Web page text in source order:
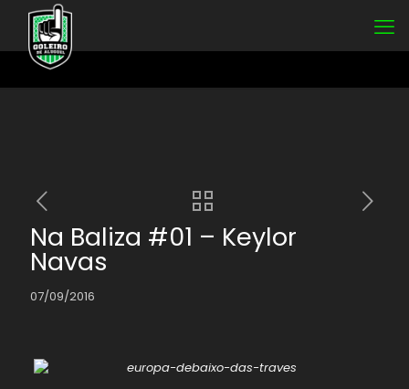
Na Baliza #01 – Keylor
Navas
07/09/2016